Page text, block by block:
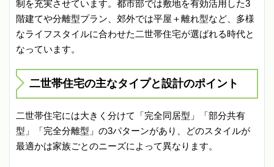
制を充実させています。都市部では敷地を有効活用した3
階建てや分離型プラン、郊外では平屋＋離れ型など、多様
なライフスタイルに合わせた二世帯住宅が選ばれる時代と
なっています。
二世帯住宅の主なタイプと設計のポイント
二世帯住宅には大きく分けて「完全同居型」「部分共有
型」「完全分離型」の3パターンがあり、どのスタイルが
最適かは家族ごとのニーズによって異なります。